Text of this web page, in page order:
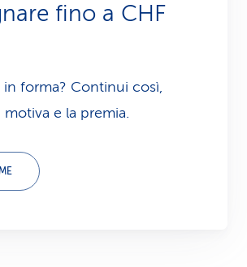
fino a CHF
in forma? Continui così,
e la premia.